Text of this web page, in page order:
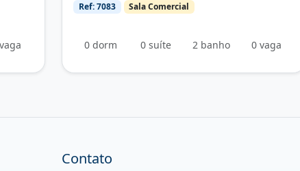
Ref: 7083 Sala Comercial
0 dorm 0 suíte 2 banho 0 vaga
Contato